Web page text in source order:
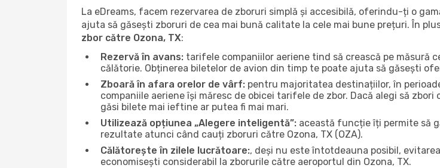
La eDreams, facem rezervarea de zboruri simplă și accesibilă, oferindu-ți o
ajuta să găsești zboruri de cea mai bună calitate la cele mai bune prețuri. În
zbor către Ozona, TX:
Rezervă în avans: tarifele companiilor aeriene tind să crească pe măsură
călătorie. Obținerea biletelor de avion din timp te poate ajuta să găsești
Zboară în afara orelor de vârf: pentru majoritatea destinațiilor, în
companiile aeriene își măresc de obicei tarifele de zbor. Dacă alegi să
găsi bilete mai ieftine ar putea fi mai mari.
Utilizează opțiunea „Alegere inteligentă”: această funcție îți permite să
rezultate atunci când cauți zboruri către Ozona, TX (OZA).
Călătorește în zilele lucrătoare:, deși nu este întotdeauna posibil,
economisești considerabil la zborurile către aeroportul din Ozona, TX.